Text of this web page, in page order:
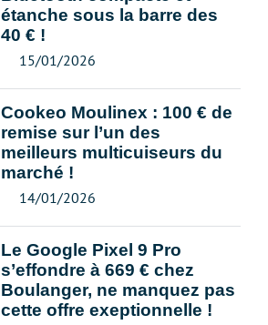
étanche sous la barre des
40 € !
15/01/2026
Cookeo Moulinex : 100 € de
remise sur l’un des
meilleurs multicuiseurs du
marché !
14/01/2026
Le Google Pixel 9 Pro
s’effondre à 669 € chez
Boulanger, ne manquez pas
cette offre exeptionnelle !